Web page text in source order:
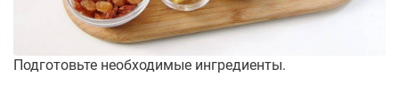
Подготовьте необходимые ингредиенты.